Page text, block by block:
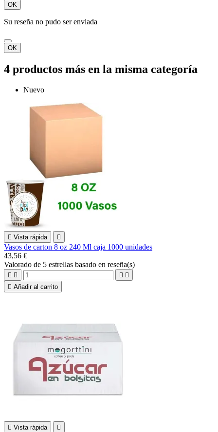
OK
Su reseña no pudo ser enviada
OK
4 productos más en la misma categoría
Nuevo
 Vista rápida 
Vasos de carton 8 oz 240 Ml caja 1000 unidades
43,56 €
Valorado de 5 estrellas basado en reseña(s)
   
 Añadir al carrito
 Vista rápida 